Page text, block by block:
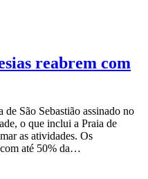
reabrem com
São Sebastião assinado no
o que inclui a Praia de
as atividades. Os
até 50% da…